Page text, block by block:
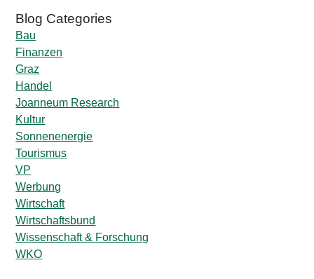
Bau
Finanzen
Graz
Handel
Joanneum Research
Kultur
Sonnenenergie
Tourismus
VP
Werbung
Wirtschaft
Wirtschaftsbund
Wissenschaft & Forschung
WKO